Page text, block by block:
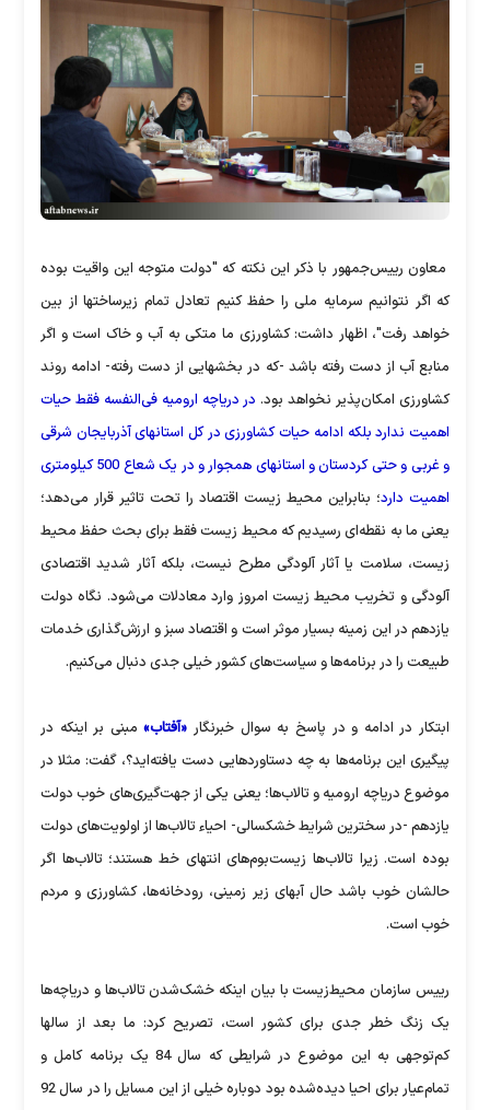
معاون رییس‌جمهور با ذکر این نکته که "دولت متوجه این واقیت بوده
که اگر نتوانیم سرمایه ملی را حفظ کنیم تعادل تمام زیرساختها از بین
خواهد رفت"، اظهار داشت: کشاورزی ما متکی به آب و خاک است و اگر
منابع آب از دست رفته باشد -که در بخشهایی از دست رفته- ادامه روند
کشاورزی امکان‌پذیر نخواهد بود. در دریاچه ارومیه فی‌النفسه فقط حیات
اهمیت ندارد بلکه ادامه حیات کشاورزی در کل استانهای آذربایجان شرقی
و غربی و حتی کردستان ‌و استانهای همجوار و در یک شعاع 500 کیلومتری
اهمیت دارد؛ بنابراین محیط زیست اقتصاد را تحت تاثیر قرار می‌دهد؛
یعنی ما به نقطه‌ای رسیدیم که محیط زیست فقط برای بحث حفظ محیط
زیست، سلامت یا آثار آلودگی مطرح نیست، بلکه آثار شدید اقتصادی
آلودگی و تخریب محیط زیست امروز وارد معادلات می‌شود. نگاه دولت
یازدهم در این زمینه بسیار موثر است و اقتصاد سبز و ارزش‌گذاری خدمات
طبیعت را در برنامه‌ها و سیاست‌های کشور خیلی جدی دنبال می‌کنیم.
ابتکار در ادامه و در پاسخ به سوال خبرنگار «آفتاب» مبنی بر اینکه در
پیگیری این برنامه‌ها به چه دستاوردهایی دست یافته‌اید؟، گفت: مثلا در
موضوع دریاچه ارومیه و تالاب‌ها؛ یعنی یکی از جهت‌گیری‌های خوب دولت
یازدهم -در سخترین شرایط خشکسالی- احیاء تالاب‌ها از اولویت‌های دولت
بوده است. زیرا تالاب‌‌ها زیست‌بوم‌های انتهای خط هستند؛ تالاب‌ها اگر
حالشان خوب باشد حال آبهای زیر زمینی‌، رودخانه‌ها، کشاورزی و مردم
خوب است.
رییس سازمان محیط‌زیست با بیان اینکه خشک‌شدن تالاب‌ها و دریاچه‌ها
یک زنگ خطر جدی برای کشور است، تصریح کرد: ما بعد از سالها
کم‌توجهی به این موضوع در شرایطی که سال 84 یک برنامه کامل و
تمام‌عیار برای احیا دیده‌شده بود دوباره خیلی از این مسایل را در سال 92